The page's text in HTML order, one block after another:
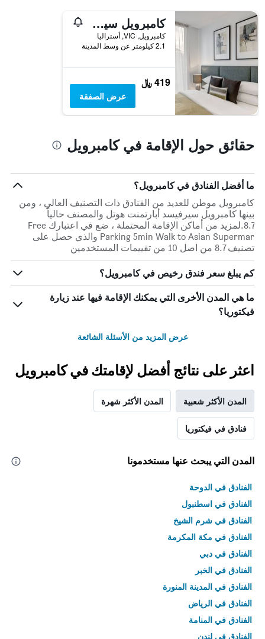
كامبرويل سيرفيسد أبارتمنت هوتل
كامبرويل, VIC, أستراليا
2.1 كيلومتر عن وسط المدينة
419 ﷼
عرض الصفقة
حقائق حول الإقامة في كامبرويل
ما أفضل الفنادق في كامبرويل؟
كامبرويل موطن للعديد من الفنادق ذات التصنيف العالي ، ومن
بينها كامبرويل سيرفيسد أبارتمنت هوتل والمصنف حالياً
8.7.لمزيد من أماكن الإقامة المحتملة ، ضع في اعتبارك Free
Parking 5min Walk to Asian Supermar والذي حصل على
تصنيف 8.7 من اصل 10 من تقييمات المستخدمين
كم يبلغ سعر فندق رخيص في كامبرويل؟
ما هي المدن الأخرى التي يمكنك الإقامة فيها عند زيارة
فيكتوريا؟
عرض المزيد من الأسئلة الشائعة
اعثر على نتائج أفضل لإقامتك في كامبرويل
المدن الأكثر شعبية المدن الأكثر شهرة
فنادق في فيكتوريا
المدن التي يبحث عنها مستخدمونا
الفنادق في الدوحة
الفنادق في اسطنبول
الفنادق في شرم الشيخ
الفنادق في مكة المكرمة
الفنادق في دبي
الفنادق في الخبر
الفنادق في المدينة المنورة
الفنادق في الرياض
الفنادق في المنامة
الفنادق في لندن